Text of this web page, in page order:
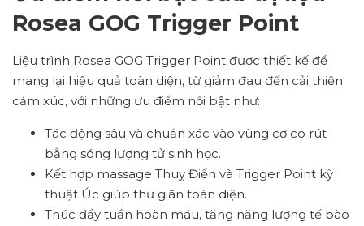
Rosea GOG Trigger Point
Liệu trình Rosea GOG Trigger Point được thiết kế để
mang lại hiệu quả toàn diện, từ giảm đau đến cải thiện
cảm xúc, với những ưu điểm nổi bật như:
Tác động sâu và chuẩn xác vào vùng cơ co rút
bằng sóng lượng tử sinh học.
Kết hợp massage Thuỵ Điển và Trigger Point kỹ
thuật Úc giúp thư giãn toàn diện.
Thúc đẩy tuần hoàn máu, tăng năng lượng tế bào